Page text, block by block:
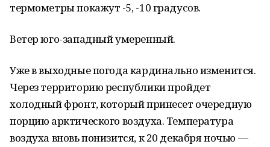
термометры покажут -5, -10 градусов.
Ветер юго-западный умеренный.
Уже в выходные погода кардинально изменится.
Через территорию республики пройдет
холодный фронт, который принесет очередную
порцию арктического воздуха. Температура
воздуха вновь понизится, к 20 декабря ночью —